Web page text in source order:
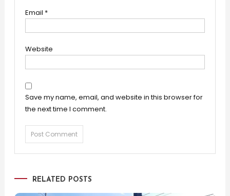
Email *
Website
Save my name, email, and website in this browser for
the next time I comment.
RELATED POSTS